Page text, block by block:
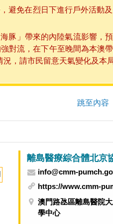
避免在烈日下進行戶外活動
豚」帶來的內陸氣流影響，
對流，在下午至晚間為本澳帶
，請市民留意天氣變化及本
跳至內容
info@cmm-
https://www.cmm-
澳門路氹區離島醫院
學中心